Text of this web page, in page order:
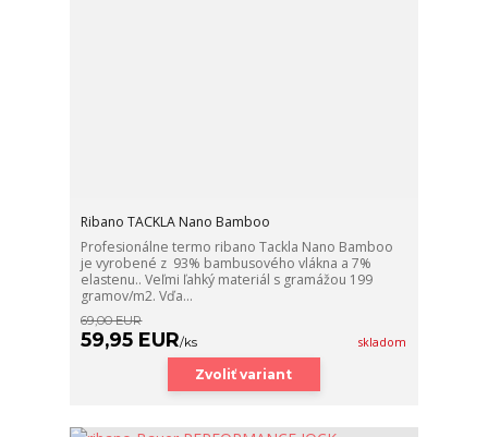
Ribano TACKLA Nano Bamboo
Profesionálne termo ribano Tackla Nano Bamboo
je vyrobené z 93% bambusového vlákna a 7%
elastenu.. Veľmi ľahký materiál s gramážou 199
gramov/m2. Vďa...
69,00 EUR
59,95 EUR/ks skladom
Zvoliť variant